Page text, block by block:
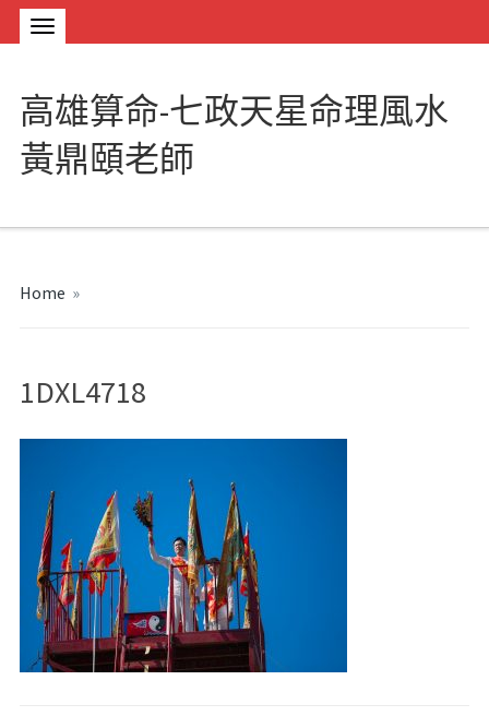
高雄算命-七政天星命理風水
黃鼎頤老師
Home »
1DXL4718